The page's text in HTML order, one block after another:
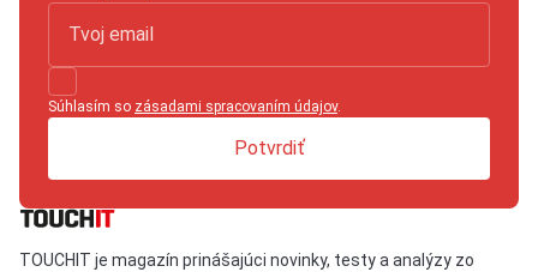
Súhlasím so zásadami spracovaním údajov.
Potvrdiť
TOUCHIT je magazín prinášajúci novinky, testy a analýzy zo